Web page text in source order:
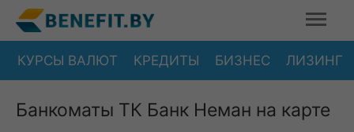
КУРСЫ ВАЛЮТ КРЕДИТЫ БИЗНЕС ЛИЗИНГ
Банкоматы ТК Банк Неман на карте